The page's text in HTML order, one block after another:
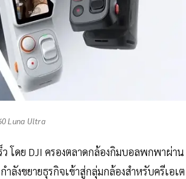
Luna Ultra
โดย DJI ครองตลาดกล้องกิมบอลพกพาผ่าน
งขยายธุรกิจเข้าสู่กลุ่มกล้องสำหรับครีเอเต